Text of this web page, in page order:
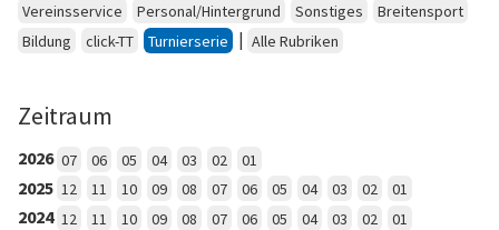
Vereinsservice
Personal/Hintergrund Sonstiges
Breitensport
Bildung
click-TT Turnierserie | Alle Rubriken
Zeitraum
2026 07 06 05 04 03 02 01
2025 12 11 10 09 08 07 06 05 04 03 02 01
2024 12 11 10 09 08 07 06 05 04 03 02 01